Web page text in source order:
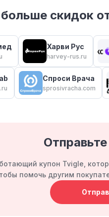
скидок
Харви Рус
harvey-rus.ru
Спроси Врача
sprosivracha.com
купон Tvigle,
помочь другим